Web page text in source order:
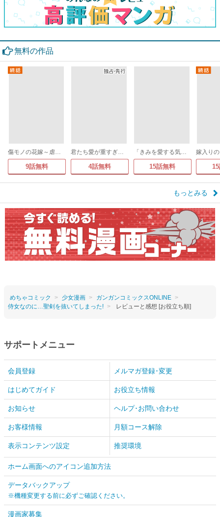
無料の作品
傷モノの花嫁～虐げられた私が、皇國の鬼神に見初められた理由～ 分冊版
9話無料
君たち愛が重すぎる。(話売り)
4話無料
「きみを愛する気はない」と言った次期公爵様がなぜか溺愛してきます(単話版)
15話無料
もっとみる
めちゃコミック 少女漫画
ガンガンコミックスONLINE
侍女なのに…聖剣を抜いてしまった!
レビューと感想 [お役立ち順]
サポートメニュー
会員登録 メルマガ登録･変更
はじめてガイド お役立ち情報
お知らせ ヘルプ･お問い合わせ
お客様情報 月額コース解除
表示コンテンツ設定 推奨環境
ホーム画面へのアイコン追加方法
データバックアップ
※機種変更する前に必ずご確認ください。
漫画家募集